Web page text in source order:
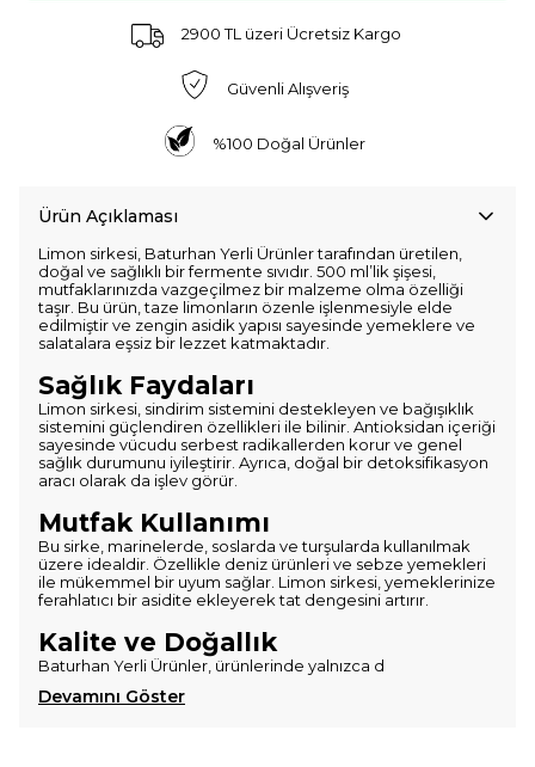
2900 TL üzeri Ücretsiz Kargo
Güvenli Alışveriş
%100 Doğal Ürünler
Ürün Açıklaması
Limon sirkesi, Baturhan Yerli Ürünler tarafından üretilen,
doğal ve sağlıklı bir fermente sıvıdır. 500 ml’lik şişesi,
mutfaklarınızda vazgeçilmez bir malzeme olma özelliği
taşır. Bu ürün, taze limonların özenle işlenmesiyle elde
edilmiştir ve zengin asidik yapısı sayesinde yemeklere ve
salatalara eşsiz bir lezzet katmaktadır.
Sağlık Faydaları
Limon sirkesi, sindirim sistemini destekleyen ve bağışıklık
sistemini güçlendiren özellikleri ile bilinir. Antioksidan içeriği
sayesinde vücudu serbest radikallerden korur ve genel
sağlık durumunu iyileştirir. Ayrıca, doğal bir detoksifikasyon
aracı olarak da işlev görür.
Mutfak Kullanımı
Bu sirke, marinelerde, soslarda ve turşularda kullanılmak
üzere idealdir. Özellikle deniz ürünleri ve sebze yemekleri
ile mükemmel bir uyum sağlar. Limon sirkesi, yemeklerinize
ferahlatıcı bir asidite ekleyerek tat dengesini artırır.
Kalite ve Doğallık
Baturhan Yerli Ürünler, ürünlerinde yalnızca d
Devamını Göster